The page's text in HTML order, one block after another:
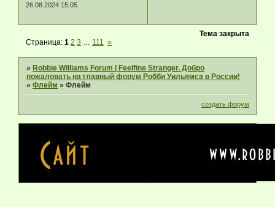
26.08.2024 15:05
Тема закрыта
Страница:1 2 3 … 111 »
»Robbie Williams Forum | Feelfine Stranger. Добро
пожаловать на главный форум Робби Уильямса в России!
»Флейм »Флейм
создать форум